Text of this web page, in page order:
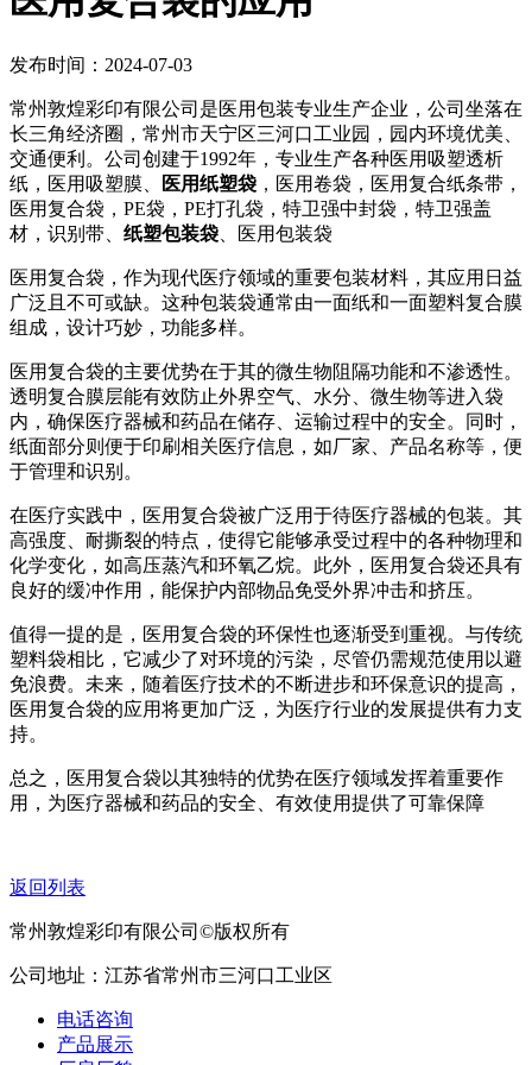
发布时间：2024-07-03
常州敦煌彩印有限公司是医用包装专业生产企业，公司坐落在
长三角经济圈，常州市天宁区三河口工业园，园内环境优美、
交通便利。公司创建于1992年，专业生产各种医用吸塑透析
纸，医用吸塑膜、
医用纸塑袋 ，医用卷袋，医用复合纸条带，
医用复合袋，PE袋，PE打孔袋，特卫强中封袋，特卫强盖
材，识别带、 纸塑包装袋 、医用包装袋
医用复合袋，作为现代医疗领域的重要包装材料，其应用日益
广泛且不可或缺。这种包装袋通常由一面纸和一面塑料复合膜
组成，设计巧妙，功能多样。
医用复合袋的主要优势在于其的微生物阻隔功能和不渗透性。
透明复合膜层能有效防止外界空气、水分、微生物等进入袋
内，确保医疗器械和药品在储存、运输过程中的安全。同时，
纸面部分则便于印刷相关医疗信息，如厂家、产品名称等，便
于管理和识别。
在医疗实践中，医用复合袋被广泛用于待医疗器械的包装。其
高强度、耐撕裂的特点，使得它能够承受过程中的各种物理和
化学变化，如高压蒸汽和环氧乙烷。此外，医用复合袋还具有
良好的缓冲作用，能保护内部物品免受外界冲击和挤压。
值得一提的是，医用复合袋的环保性也逐渐受到重视。与传统
塑料袋相比，它减少了对环境的污染，尽管仍需规范使用以避
免浪费。未来，随着医疗技术的不断进步和环保意识的提高，
医用复合袋的应用将更加广泛，为医疗行业的发展提供有力支
持。
总之，医用复合袋以其独特的优势在医疗领域发挥着重要作
用，为医疗器械和药品的安全、有效使用提供了可靠保障
返回列表
常州敦煌彩印有限公司©版权所有
公司地址：江苏省常州市三河口工业区
电话咨询
产品展示